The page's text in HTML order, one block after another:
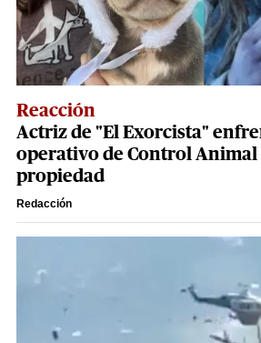
Reacción
Actriz de "El Exorcista"
operativo de Control Animal
propiedad
Redacción